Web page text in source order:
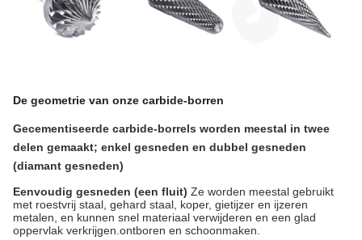
De geometrie van onze carbide-borren
Gecementiseerde carbide-borrels worden meestal in twee
delen gemaakt; enkel gesneden en dubbel gesneden
(diamant gesneden)
Eenvoudig gesneden (een fluit) Ze worden meestal gebruikt
met roestvrij staal, gehard staal, koper, gietijzer en ijzeren
metalen, en kunnen snel materiaal verwijderen en een glad
oppervlak verkrijgen.ontboren en schoonmaken.